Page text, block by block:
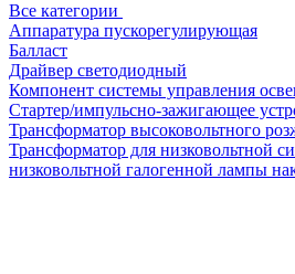
Все категории
Аппаратура пускорегулирующая
Балласт
Драйвер светодиодный
Компонент системы управления
Стартер/импульсно-зажигающее
Трансформатор высоковольтного
Трансформатор для низковольтной
низковольтной галогенной лампы